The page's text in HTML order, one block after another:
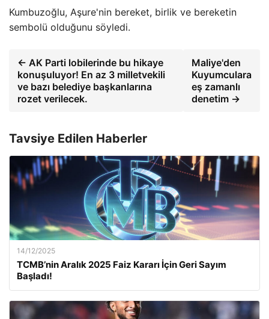
Kumbuzoğlu, Aşure'nin bereket, birlik ve bereketin
sembolü olduğunu söyledi.
← AK Parti lobilerinde bu hikaye
konuşuluyor! En az 3 milletvekili
ve bazı belediye başkanlarına
rozet verilecek.
Maliye'den
Kuyumculara
eş zamanlı
denetim →
Tavsiye Edilen Haberler
14/12/2025
TCMB’nin Aralık 2025 Faiz Kararı İçin Geri Sayım
Başladı!